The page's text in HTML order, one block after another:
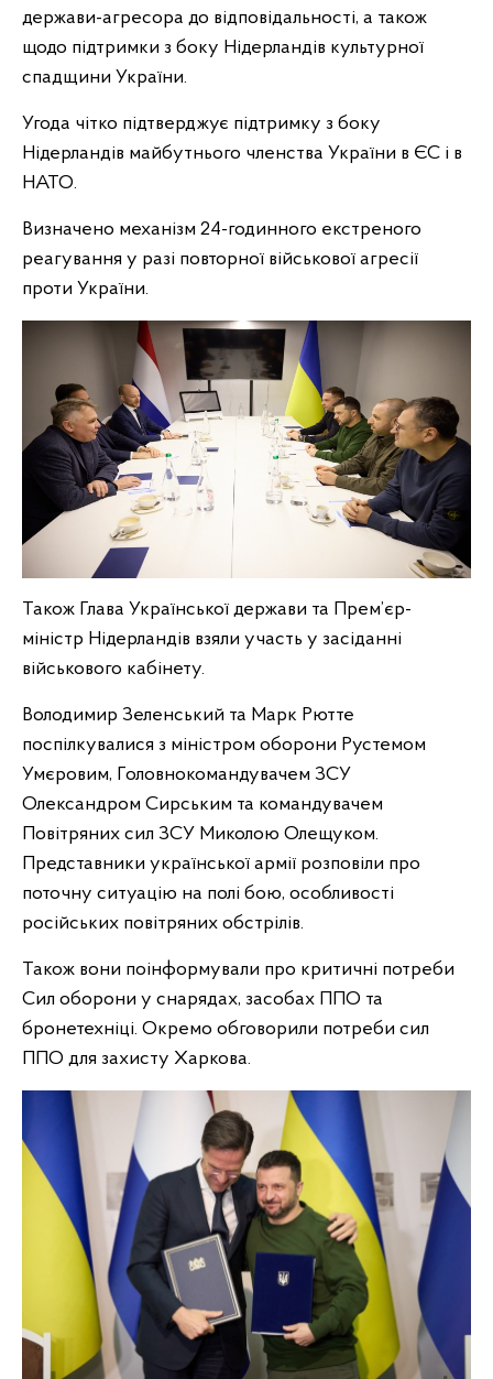
держави-агресора до відповідальності, а також
щодо підтримки з боку Нідерландів культурної
спадщини України.
Угода чітко підтверджує підтримку з боку
Нідерландів майбутнього членства України в ЄС і в
НАТО.
Визначено механізм 24-годинного екстреного
реагування у разі повторної військової агресії
проти України.
Також Глава Української держави та Прем’єр-
міністр Нідерландів взяли участь у засіданні
військового кабінету.
Володимир Зеленський та Марк Рютте
поспілкувалися з міністром оборони Рустемом
Умєровим, Головнокомандувачем ЗСУ
Олександром Сирським та командувачем
Повітряних сил ЗСУ Миколою Олещуком.
Представники української армії розповіли про
поточну ситуацію на полі бою, особливості
російських повітряних обстрілів.
Також вони поінформували про критичні потреби
Сил оборони у снарядах, засобах ППО та
бронетехніці. Окремо обговорили потреби сил
ППО для захисту Харкова.